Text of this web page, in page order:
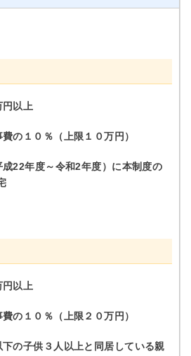
円以上
の１０％（上限１０万円）
成22年度～令和2年度）に本制度の
円以上
の１０％（上限２０万円）
下の子供３人以上と同居している親